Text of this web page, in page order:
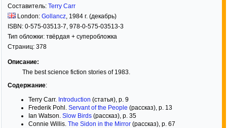
Составитель: Terry Carr
London: Gollancz, 1984 г. (декабрь)
ISBN: 0-575-03513-7, 978-0-575-03513-3
Тип обложки: твёрдая + суперобложка
Страниц: 378
Описание:
The best science fiction stories of 1983.
Содержание:
Terry Carr. Introduction (статья), p. 9
Frederik Pohl. Servant of the People (рассказ), p. 13
Ian Watson. Slow Birds (рассказ), p. 35
Connie Willis. The Sidon in the Mirror (рассказ), p. 67